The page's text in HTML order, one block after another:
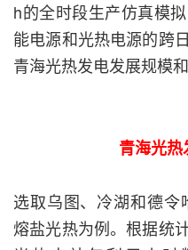
h的全时段生产仿真模
能电源和光热电源的跨
青海光热发电发展规模
青海光
选取乌图、冷湖和德
熔盐光热为例。根据统